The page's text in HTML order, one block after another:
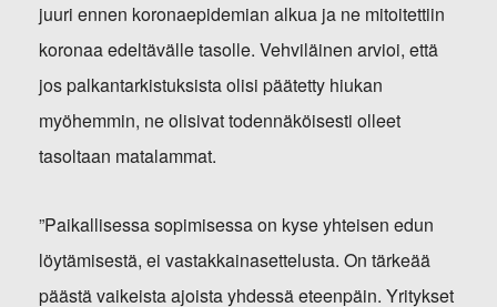
juuri ennen koronaepidemian alkua ja ne mitoitettiin
koronaa edeltävälle tasolle. Vehviläinen arvioi, että
jos palkantarkistuksista olisi päätetty hiukan
myöhemmin, ne olisivat todennäköisesti olleet
tasoltaan matalammat.
”Paikallisessa sopimisessa on kyse yhteisen edun
löytämisestä, ei vastakkainasettelusta. On tärkeää
päästä vaikeista ajoista yhdessä eteenpäin. Yritykset